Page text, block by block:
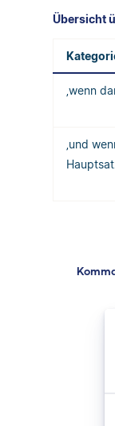
Übersicht
‚wenn
‚und